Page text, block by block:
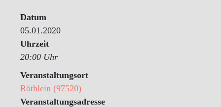
Datum
05.01.2020
Uhrzeit
20:00 Uhr
Veranstaltungsort
Röthlein (97520)
Veranstaltungsadresse